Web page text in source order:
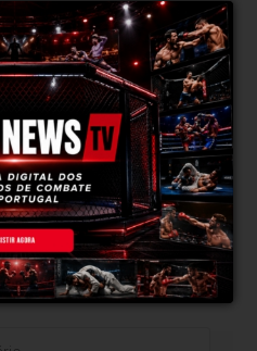
do nosso grupo no
de responsabilidade de quem
de reprovar ou eliminar
propósito do site ou que